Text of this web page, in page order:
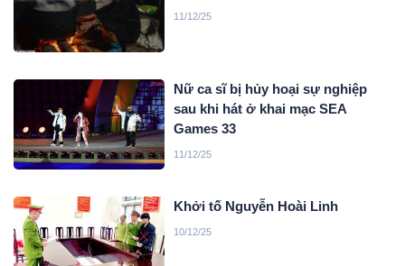
11/12/25
Nữ ca sĩ bị hủy hoại sự nghiệp
sau khi hát ở khai mạc SEA
Games 33
11/12/25
Khởi tố Nguyễn Hoài Linh
10/12/25